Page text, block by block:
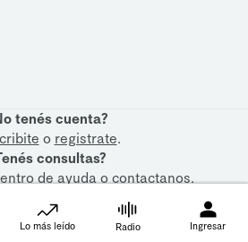
tenés cuenta?
o registrate.
consultas?
de ayudaocontactanos.
Lo más leído Radio Ingresar